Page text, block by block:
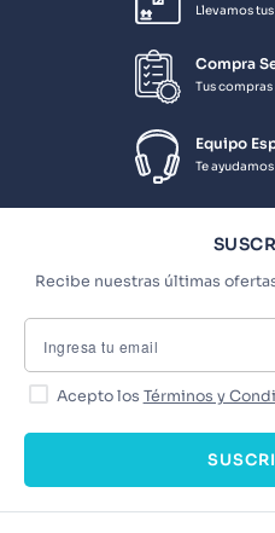
Llevamos
Compra
Tus
Equipo
Te
Recibe nuestras últimas
Acepto los Términos y